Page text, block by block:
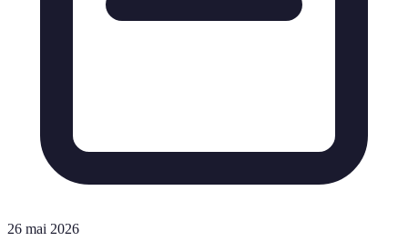
26 mai 2026